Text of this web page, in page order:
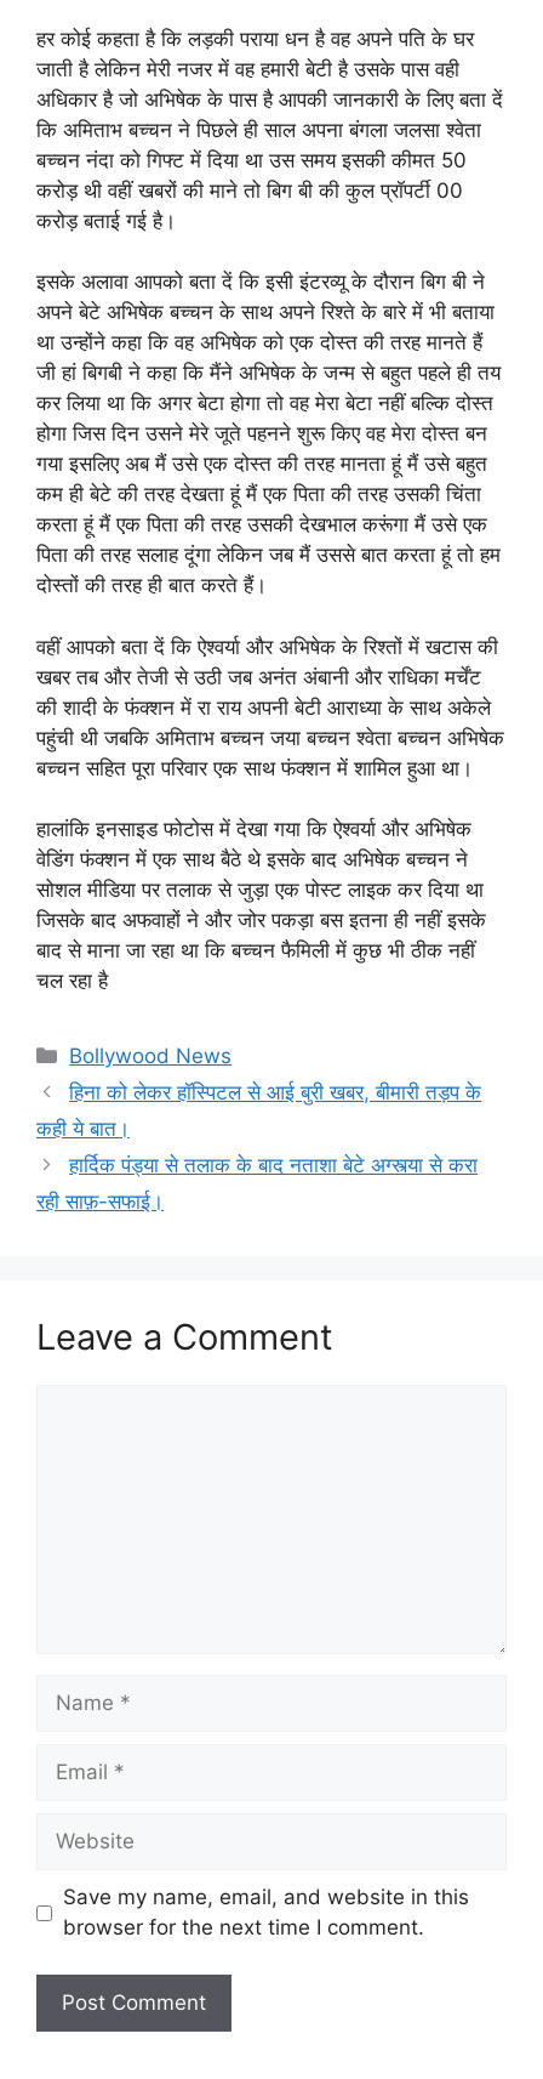
हर कोई कहता है कि लड़की पराया धन है वह अपने पति के घर
जाती है लेकिन मेरी नजर में वह हमारी बेटी है उसके पास वही
अधिकार है जो अभिषेक के पास है आपकी जानकारी के लिए बता दें
कि अमिताभ बच्चन ने पिछले ही साल अपना बंगला जलसा श्वेता
बच्चन नंदा को गिफ्ट में दिया था उस समय इसकी कीमत 50
करोड़ थी वहीं खबरों की माने तो बिग बी की कुल प्रॉपर्टी 00
करोड़ बताई गई है।
इसके अलावा आपको बता दें कि इसी इंटरव्यू के दौरान बिग बी ने
अपने बेटे अभिषेक बच्चन के साथ अपने रिश्ते के बारे में भी बताया
था उन्होंने कहा कि वह अभिषेक को एक दोस्त की तरह मानते हैं
जी हां बिगबी ने कहा कि मैंने अभिषेक के जन्म से बहुत पहले ही तय
कर लिया था कि अगर बेटा होगा तो वह मेरा बेटा नहीं बल्कि दोस्त
होगा जिस दिन उसने मेरे जूते पहनने शुरू किए वह मेरा दोस्त बन
गया इसलिए अब मैं उसे एक दोस्त की तरह मानता हूं मैं उसे बहुत
कम ही बेटे की तरह देखता हूं मैं एक पिता की तरह उसकी चिंता
करता हूं मैं एक पिता की तरह उसकी देखभाल करूंगा मैं उसे एक
पिता की तरह सलाह दूंगा लेकिन जब मैं उससे बात करता हूं तो हम
दोस्तों की तरह ही बात करते हैं।
वहीं आपको बता दें कि ऐश्वर्या और अभिषेक के रिश्तों में खटास की
खबर तब और तेजी से उठी जब अनंत अंबानी और राधिका मर्चेंट
की शादी के फंक्शन में रा राय अपनी बेटी आराध्या के साथ अकेले
पहुंची थी जबकि अमिताभ बच्चन जया बच्चन श्वेता बच्चन अभिषेक
बच्चन सहित पूरा परिवार एक साथ फंक्शन में शामिल हुआ था।
हालांकि इनसाइड फोटोस में देखा गया कि ऐश्वर्या और अभिषेक
वेडिंग फंक्शन में एक साथ बैठे थे इसके बाद अभिषेक बच्चन ने
सोशल मीडिया पर तलाक से जुड़ा एक पोस्ट लाइक कर दिया था
जिसके बाद अफवाहों ने और जोर पकड़ा बस इतना ही नहीं इसके
बाद से माना जा रहा था कि बच्चन फैमिली में कुछ भी ठीक नहीं
चल रहा है
Categories
Bollywood News
हिना को लेकर हॉस्पिटल से आई बुरी खबर, बीमारी तड़प के
कही ये बात।
हार्दिक पंड्या से तलाक के बाद नताशा बेटे अग्स्त्या से करा
रही साफ़-सफाई।
Leave a Comment
Name
Email
Website
Save my name, email, and website in this
browser for the next time I comment.